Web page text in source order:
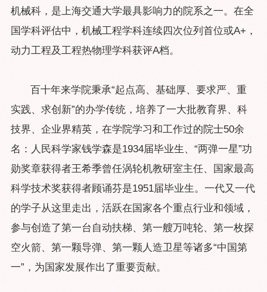
机械科，是上海交通大学最具影响力的院系之一。在全
国学科评估中，机械工程学科连续四次位列首位或A+，
动力工程及工程热物理学科获评A档。
百十年来学院秉承“起点高、基础厚、要求严、重
实践、求创新”的办学传统，培养了一大批教育界、科
技界、企业界精英，在学院学习和工作过的院士50余
名：人民科学家钱学森是1934届毕业生、“两弹一星”功
勋奖章获得者王希季曾任涡轮机教研室主任、国家最高
科学技术奖获得者顾诵芬是1951届毕业生。一代又一代
的学子从这里走出，活跃在国家各个重点行业和领域，
参与创造了第一台自动扶梯、第一艘万吨轮、第一枚探
空火箭、第一颗导弹、第一颗人造卫星等诸多“中国第
一”，为国家发展作出了重要贡献。